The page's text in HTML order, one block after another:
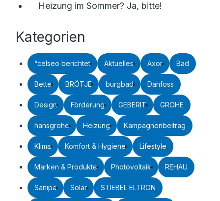
Heizung im Sommer? Ja, bitte!
Kategorien
°celseo berichtet Aktuelles Axor Bad
Bette BRÖTJE burgbad Danfoss
Design Förderung GEBERIT GROHE
hansgrohe Heizung Kampagnenbeitrag
Klima Komfort & Hygiene Lifestyle
Marken & Produkte Photovoltaik REHAU
Sanipa Solar STIEBEL ELTRON